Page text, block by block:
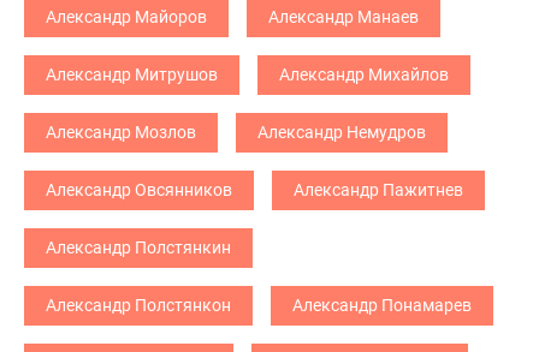
Александр Майоров Александр Манаев
Александр Митрушов Александр Михайлов
Александр Мозлов Александр Немудров
Александр Овсянников Александр Пажитнев
Александр Полстянкин
Александр Полстянкон Александр Понамарев